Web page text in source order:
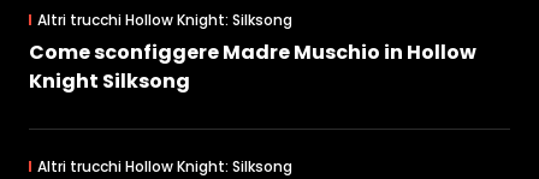
Altri trucchi Hollow Knight: Silksong
Come sconfiggere Madre Muschio in Hollow
Knight Silksong
Altri trucchi Hollow Knight: Silksong